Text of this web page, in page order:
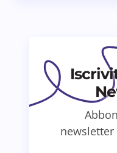
Salva il mio
per il prossimo